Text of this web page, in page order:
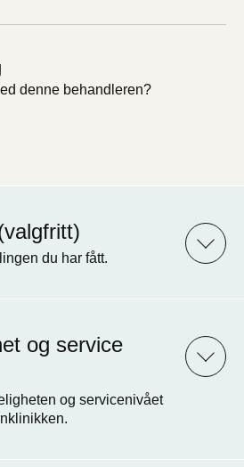
denne behandleren?
du har fått.
og service
og servicenivået